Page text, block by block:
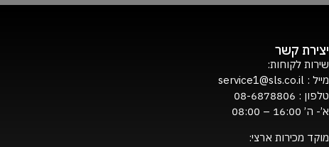
יצירת קשר
שירות לקוחות:
מייל : service1@sls.co.il
טלפון : 08-6878806
א’- ה’ 16:00 – 08:00
מוקד מכירות ארצי: